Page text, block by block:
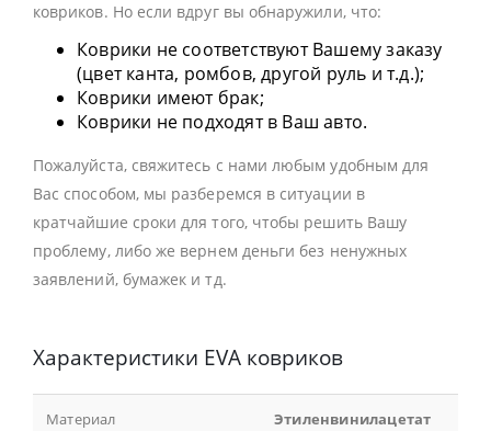
ковриков. Но если вдруг вы обнаружили, что:
Коврики не соответствуют Вашему заказу
(цвет канта, ромбов, другой руль и т.д.);
Коврики имеют брак;
Коврики не подходят в Ваш авто.
Пожалуйста, свяжитесь с нами любым удобным для
Вас способом, мы разберемся в ситуации в
кратчайшие сроки для того, чтобы решить Вашу
проблему, либо же вернем деньги без ненужных
заявлений, бумажек и тд.
Характеристики EVA ковриков
Материал Этиленвинилацетат